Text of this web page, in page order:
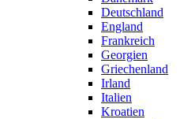
Deutschland
England
Frankreich
Georgien
Griechenland
Irland
Italien
Kroatien